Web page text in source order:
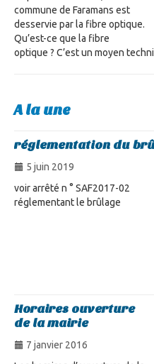
commune de Faramans est
desservie par la fibre optique.
Qu’est-ce que la fibre
optique ? C’est un moyen
A la une
réglementation du
5 juin 2019
voir arrêté n ° SAF2017-02
réglementant le brûlage
Horaires ouverture
de la mairie
7 janvier 2016